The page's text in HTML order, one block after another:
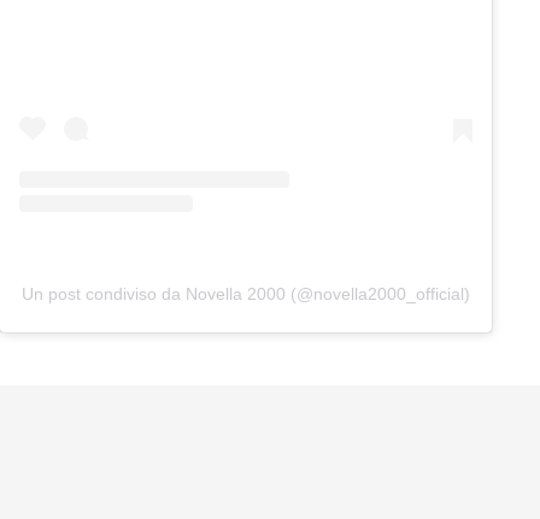
Un post condiviso da Novella 2000 (@novella2000_official)